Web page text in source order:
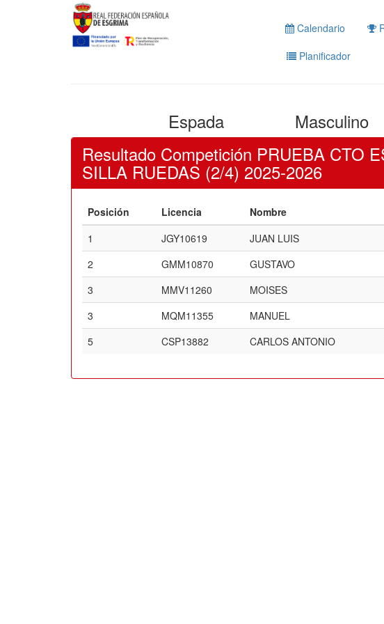
Calendario
Planificador
Espada Masculino
Resultado Competición PRUEBA CTO
SILLA RUEDAS (2/4) 2025-2026
Posición Licencia Nombre
1
JGY10619 JUAN LUIS
2
GMM10870 GUSTAVO
3
MMV11260 MOISES
3
MQM11355 MANUEL
5
CSP13882 CARLOS ANTONIO